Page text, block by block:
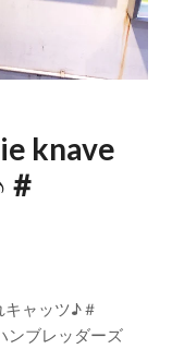
knave
キャッツ♪＃
ンブレッダーズ